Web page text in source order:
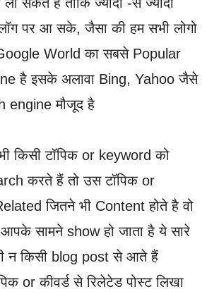
पर आ सके, जैसा की हम सभी लोगो
World का सबसे Popular
है इसके अलावा Bing, Yahoo जैसे
engine मौजूद है
किसी टॉपिक or keyword को
करते हैं तो उस टॉपिक or
जितने भी Content होते है वो
सामने show हो जाता है ये सारे
न किसी blog post से आते हैं
or कीवर्ड से रिलेटेड पोस्ट लिखा